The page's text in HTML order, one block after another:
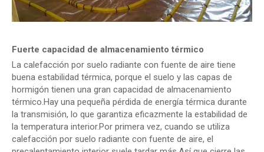
Fuerte capacidad de almacenamiento térmico
La calefacción por suelo radiante con fuente de aire tiene
buena estabilidad térmica, porque el suelo y las capas de
hormigón tienen una gran capacidad de almacenamiento
térmico.Hay una pequeña pérdida de energía térmica durante
la transmisión, lo que garantiza eficazmente la estabilidad de
la temperatura interior.Por primera vez, cuando se utiliza
calefacción por suelo radiante con fuente de aire, el